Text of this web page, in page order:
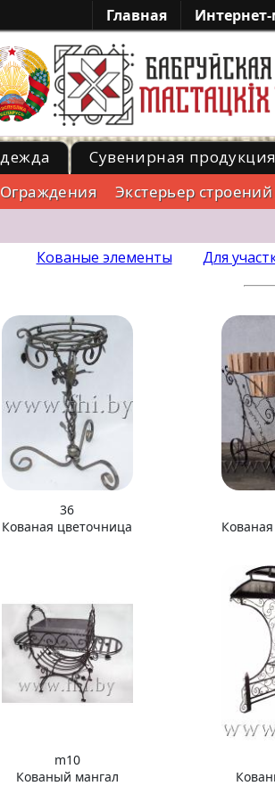
Главная
-->
Сувенирная продукция
Ограждения
Экстерьер строений
Кованые элементы Для
36
Кованая цветочница
m10
Кованый мангал